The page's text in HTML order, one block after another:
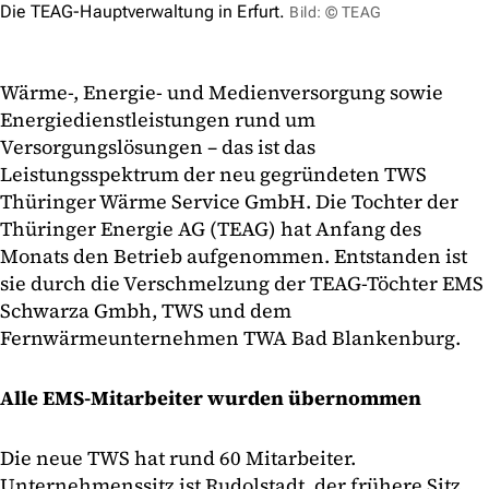
Die TEAG-Hauptverwaltung in Erfurt. Bild: © TEAG
Wärme-, Energie- und Medienversorgung sowie
Energiedienstleistungen rund um
Versorgungslösungen – das ist das
Leistungsspektrum der neu gegründeten TWS
Thüringer Wärme Service GmbH. Die Tochter der
Thüringer Energie AG (TEAG) hat Anfang des
Monats den Betrieb aufgenommen. Entstanden ist
sie durch die Verschmelzung der TEAG-Töchter EMS
Schwarza Gmbh, TWS und dem
Fernwärmeunternehmen TWA Bad Blankenburg.
Alle EMS-Mitarbeiter wurden übernommen
Die neue TWS hat rund 60 Mitarbeiter.